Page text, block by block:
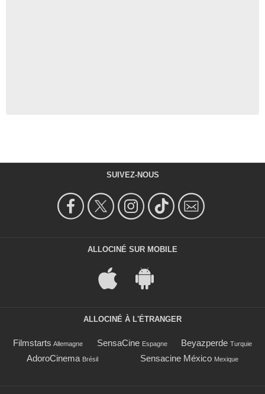
SUIVEZ-NOUS
ALLOCINÉ SUR MOBILE
ALLOCINÉ À L'ÉTRANGER
Filmstarts Allemagne SensaCine Espagne Beyazperde Turquie
AdoroCinema Brésil Sensacine México Mexique